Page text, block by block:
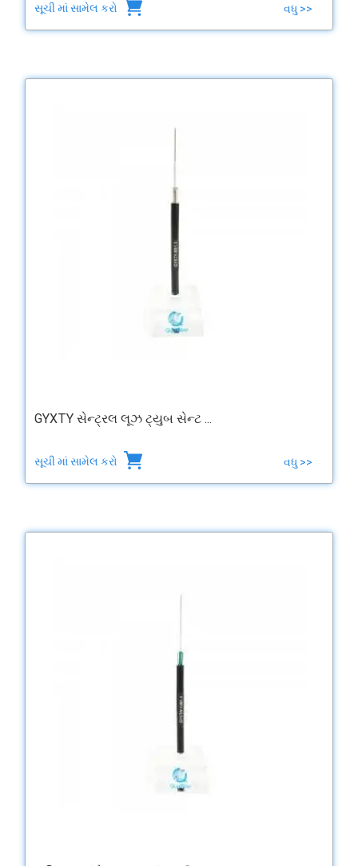
સૂચી માં સામેલ કરો વધુ >>
GYXTY સેન્ટ્રલ લૂઝ ટ્યુબ સેન્ટ ...
સૂચી માં સામેલ કરો વધુ >>